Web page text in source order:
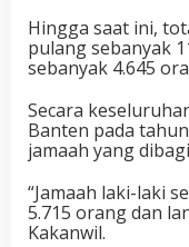
Hingga saat ini,
pulang sebanyak
sebanyak 4.645
Secara
Banten pada
jamaah yang
“Jamaah laki-laki
5.715 orang dan
Kakanwil.